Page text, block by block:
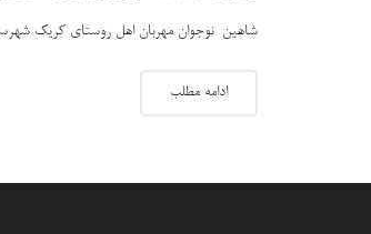
شاهین نوجوان مهربان اهل روستای کریک شهرستان دنا در استان
ادامه مطلب